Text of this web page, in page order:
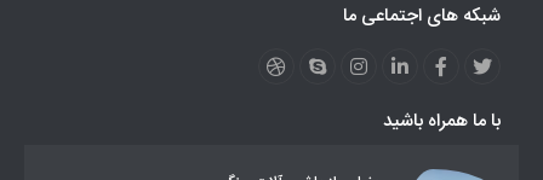
مزایدات و مناقصات
محتوای کانون توسعه
عملکردها
عشایر استان
طرح و برنامه
روند ساماندهی عشایر داوطلب اسکان
شبکه های اجتماعی ما
با ما همراه باشید